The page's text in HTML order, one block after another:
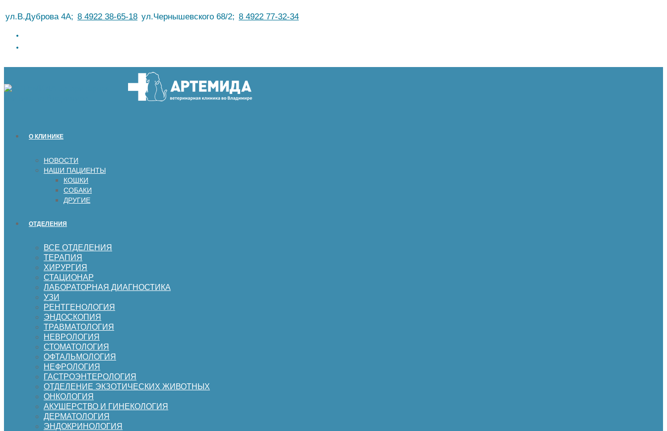
кул.В.Дуброва 4А; 8 4922 38-65-18 ул.Чернышевского 68/2; 8 4922 77-32-34
О КЛИНИКЕ
НОВОСТИ
НАШИ ПАЦИЕНТЫ
КОШКИ
СОБАКИ
ДРУГИЕ
ОТДЕЛЕНИЯ
ВСЕ ОТДЕЛЕНИЯ
ТЕРАПИЯ
ХИРУРГИЯ
СТАЦИОНАР
ЛАБОРАТОРНАЯ ДИАГНОСТИКА
УЗИ
РЕНТГЕНОЛОГИЯ
ЭНДОСКОПИЯ
ТРАВМАТОЛОГИЯ
НЕВРОЛОГИЯ
СТОМАТОЛОГИЯ
ОФТАЛЬМОЛОГИЯ
НЕФРОЛОГИЯ
ГАСТРОЭНТЕРОЛОГИЯ
ОТДЕЛЕНИЕ ЭКЗОТИЧЕСКИХ ЖИВОТНЫХ
ОНКОЛОГИЯ
АКУШЕРСТВО И ГИНЕКОЛОГИЯ
ДЕРМАТОЛОГИЯ
ЭНДОКРИНОЛОГИЯ